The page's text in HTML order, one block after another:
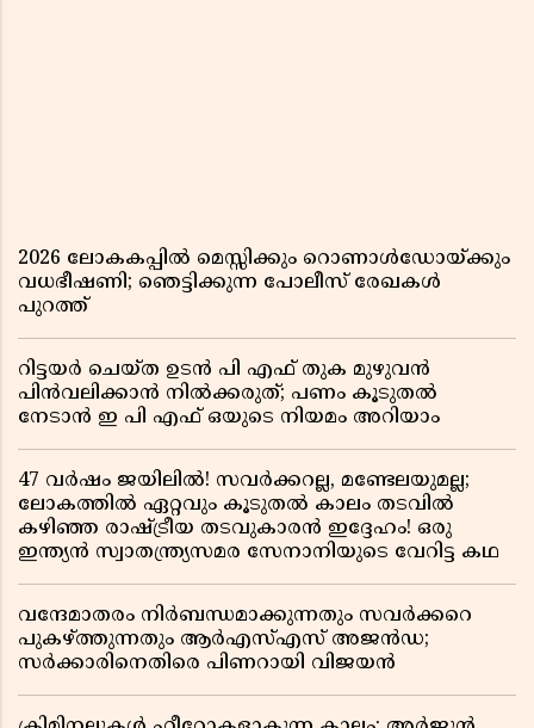
2026 ലോകകപ്പിൽ മെസ്സിക്കും റൊണാൾഡോയ്ക്കും
വധഭീഷണി; ഞെട്ടിക്കുന്ന പോലീസ് രേഖകൾ
പുറത്ത്
റിട്ടയർ ചെയ്ത ഉടൻ പി എഫ് തുക മുഴുവൻ
പിൻവലിക്കാൻ നിൽക്കരുത്; പണം കൂടുതൽ
നേടാൻ ഇ പി എഫ് ഒയുടെ നിയമം അറിയാം
47 വർഷം ജയിലിൽ! സവർക്കറല്ല, മണ്ടേലയുമല്ല;
ലോകത്തിൽ ഏറ്റവും കൂടുതൽ കാലം തടവിൽ
കഴിഞ്ഞ രാഷ്ട്രീയ തടവുകാരൻ ഇദ്ദേഹം! ഒരു
ഇന്ത്യൻ സ്വാതന്ത്ര്യസമര സേനാനിയുടെ വേറിട്ട കഥ
വന്ദേമാതരം നിർബന്ധമാക്കുന്നതും സവർക്കറെ
പുകഴ്ത്തുന്നതും ആർഎസ്എസ് അജൻഡ;
സർക്കാരിനെതിരെ പിണറായി വിജയൻ